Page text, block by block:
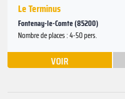
Le Terminus
Fontenay-le-Comte (85200)
Nombre de places : 4-50 pers.
VOIR